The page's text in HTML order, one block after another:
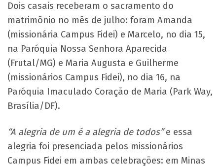
Dois casais receberam o sacramento do
matrimônio no mês de julho: foram Amanda
(missionária Campus Fidei) e Marcelo, no dia 15,
na Paróquia Nossa Senhora Aparecida
(Frutal/MG) e Maria Augusta e Guilherme
(missionários Campus Fidei), no dia 16, na
Paróquia Imaculado Coração de Maria (Park Way,
Brasília/DF).
“A alegria de um é a alegria de todos”e essa
alegria foi presenciada pelos missionários
Campus Fidei em ambas celebrações: em Minas